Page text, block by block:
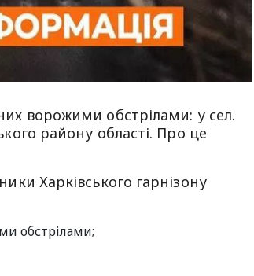
ворожими обстрілами: у сел.
району області. Про це
Харківського гарнізону
обстрілами;